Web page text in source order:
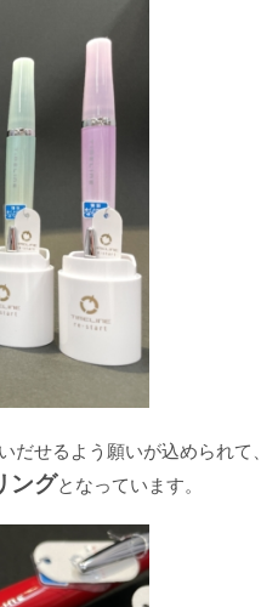
だせるよう願いが込められて、
ングとなっています。